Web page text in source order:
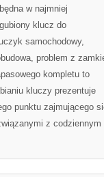
w najmniej
klucz do
samochodowy,
problem z
kompletu to
kluczy prezentuje
punktu zajmującego
z codziennym